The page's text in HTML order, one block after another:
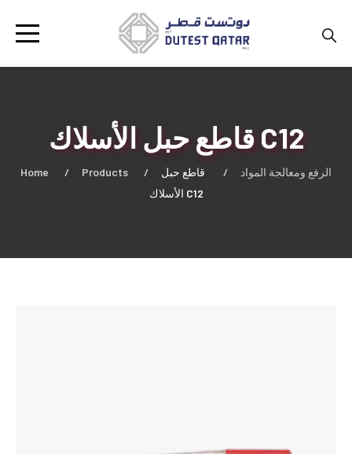
قاطع حبل الأسلاك C12
Home Products الرفع ومعالجة المواد
قاطع حبل
الأسلاك C12